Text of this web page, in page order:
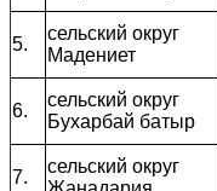
5.
сельский округ
Мадениет
6.
сельский округ
Бухарбай батыр
7.
сельский округ